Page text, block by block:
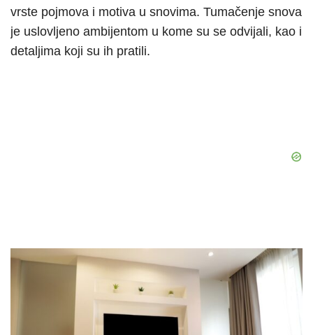
vrste pojmova i motiva u snovima. Tumačenje snova
je uslovljeno ambijentom u kome su se odvijali, kao i
detaljima koji su ih pratili.